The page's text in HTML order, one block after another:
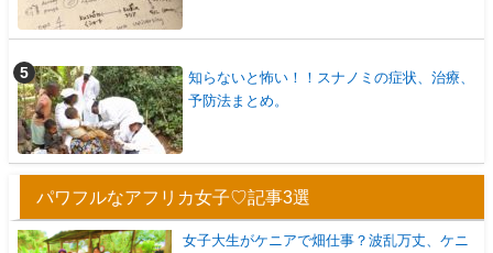
知らないと怖い！！スナノミの症状、治療、
予防法まとめ。
パワフルなアフリカ女子♡記事3選
女子大生がケニアで畑仕事？波乱万丈、ケニ